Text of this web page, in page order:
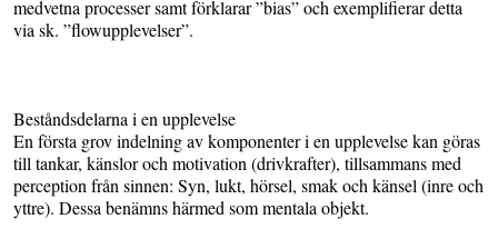
medvetna processer samt förklarar ”bias” och exemplifierar detta
via sk. ”flowupplevelser”.
Beståndsdelarna i en upplevelse
En första grov indelning av komponenter i en upplevelse kan göras
till tankar, känslor och motivation (drivkrafter), tillsammans med
perception från sinnen: Syn, lukt, hörsel, smak och känsel (inre och
yttre). Dessa benämns härmed som mentala objekt.